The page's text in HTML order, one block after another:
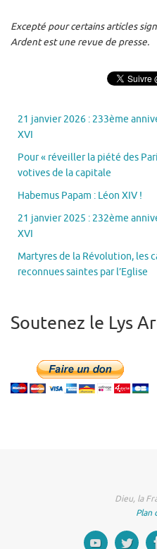
Excepté pour certains articles
Ardent est une revue de presse.
21 janvier 2026 : 233ème
XVI
Pour « réveiller la piété des
votives de la capitale
Habemus Papam : Léon XIV !
21 janvier 2025 : 232ème
XVI
Martyres de la Révolution, les
reconnues saintes par l’Eglise
Soutenez le Lys
Dieu, la
Plan